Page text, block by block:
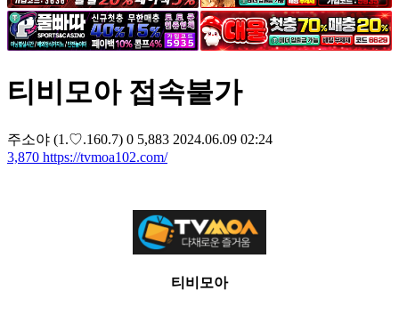
티비모아 접속불가
주소야 (1.♡.160.7) 0 5,883 2024.06.09 02:24
3,870 https://tvmoa102.com/
티비모아